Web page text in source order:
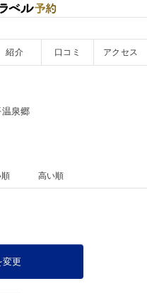
紹介 口コミ アクセス
泉郷
高い順
変更